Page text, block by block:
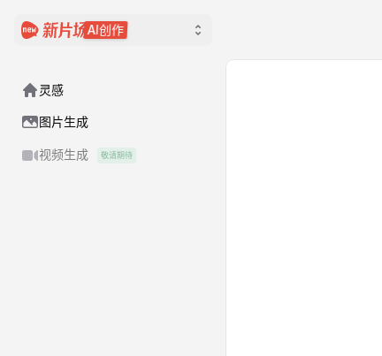
AI创作
灵感
图片生成
视频生成 敬请期待